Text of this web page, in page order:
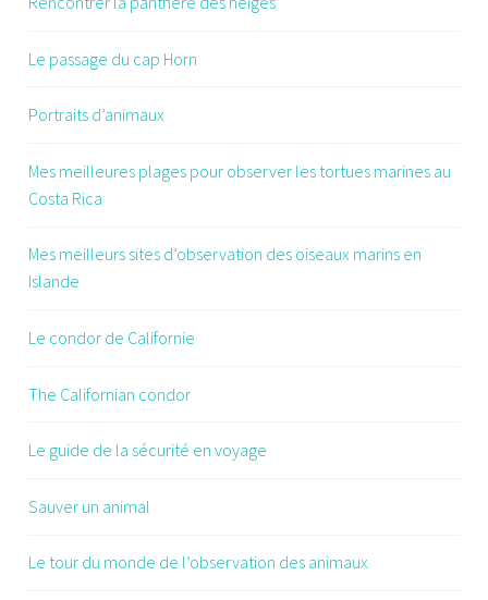
Le passage du cap Horn
Portraits d’animaux
Mes meilleures plages pour observer les tortues marines au
Costa Rica
Mes meilleurs sites d’observation des oiseaux marins en
Islande
Le condor de Californie
The Californian condor
Le guide de la sécurité en voyage
Sauver un animal
Le tour du monde de l’observation des animaux